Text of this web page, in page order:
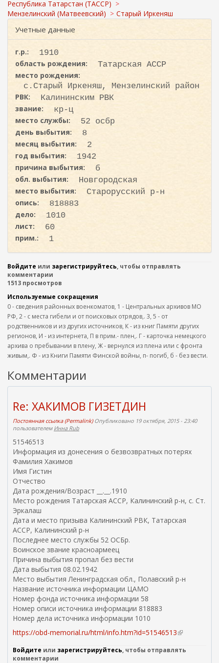
к
Республика Татарстан (ТАССР)
Мензелинский (Матвеевский)
Старый Иркеняш
Учетные данные
г.р.:
1910
область рождения:
Татарская АССР
место рождения:
с.Старый Иркеняш, Мензелинский район
РВК:
Калининским РВК
звание:
кр-ц
место службы:
52 осбр
день выбытия:
8
месяц выбытия:
2
год выбытия:
1942
причина выбытия:
б
обл. выбытия:
Новгородская
место выбытия:
Старорусский р-н
опись:
818883
дело:
1010
лист:
60
прим.:
1
Войдите или зарегистрируйтесь, чтобы отправлять
комментарии
1513 просмотров
Используемые сокращения
0 - сведения районных военкоматов, 1 - Центральных архивов МО
РФ, 2 - с места гибели и от поисковых отрядов,. 3, 5 - от
родственников и из других источников, К - из книг Памяти других
регионов, И - из интернета, П в прим.- плен,. Г - карточка немецкого
архива о пребывании в плену, Ж - вернулся из плена или с фронта
живым,. Ф - из Книги Памяти Финской войны, п- погиб, б - без вести.
Комментарии
Re: ХАКИМОВ ГИЗЕТДИН
Постоянная ссылка (Permalink)Опубликовано 19 октября, 2015 - 23:40
пользователем Инна Rub
51546513
Информация из донесения о безвозвратных потерях
Фамилия Хакимов
Имя Гистин
Отчество
Дата рождения/Возраст __.__.1910
Место рождения Татарская АССР, Калининский р-н, с. Ст.
Эркалаш
Дата и место призыва Калининский РВК, Татарская
АССР, Калининский р-н
Последнее место службы 52 ОСБр.
Воинское звание красноармеец
Причина выбытия пропал без вести
Дата выбытия 08.02.1942
Место выбытия Ленинградская обл., Полавский р-н
Название источника информации ЦАМО
Номер фонда источника информации 58
Номер описи источника информации 818883
Номер дела источника информации 1010
https://obd-memorial.ru/html/info.htm?id=51546513(
н
Войдите или зарегистрируйтесь, чтобы отправлять
комментарии